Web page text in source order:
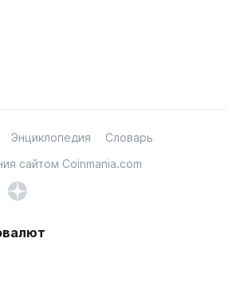
Энциклопедия
Словарь
сайтом Coinmania.com